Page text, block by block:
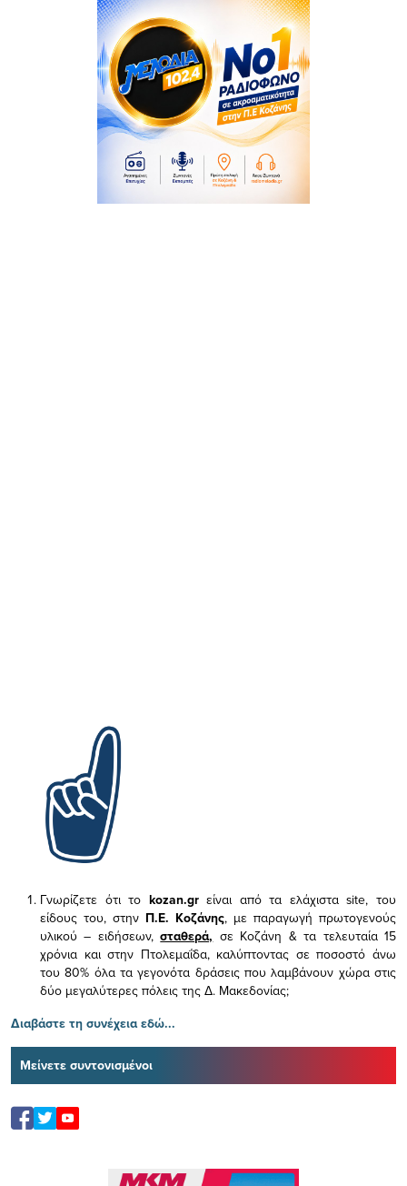
Γνωρίζετε ότι το kozan.gr είναι από τα ελάχισταsite, του
είδους του, στην Π.Ε. Κοζάνης, με παραγωγή πρωτογενούς
υλικού – ειδήσεων,σταθερά, σε Κοζάνη & τα τελευταία 15
χρόνια και στην Πτολεμαΐδα, καλύπτοντας σε ποσοστό άνω
του 80% όλα τα γεγονότα δράσεις που λαμβάνουν χώρα στις
δύο μεγαλύτερες πόλεις της Δ. Μακεδονίας;
Διαβάστε τη συνέχεια εδώ...
Μείνετε συντονισμένοι